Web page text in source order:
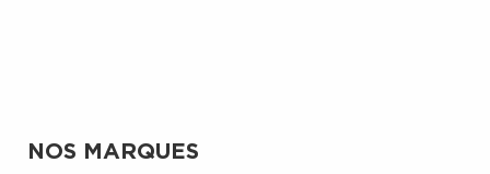
NOS MARQUES